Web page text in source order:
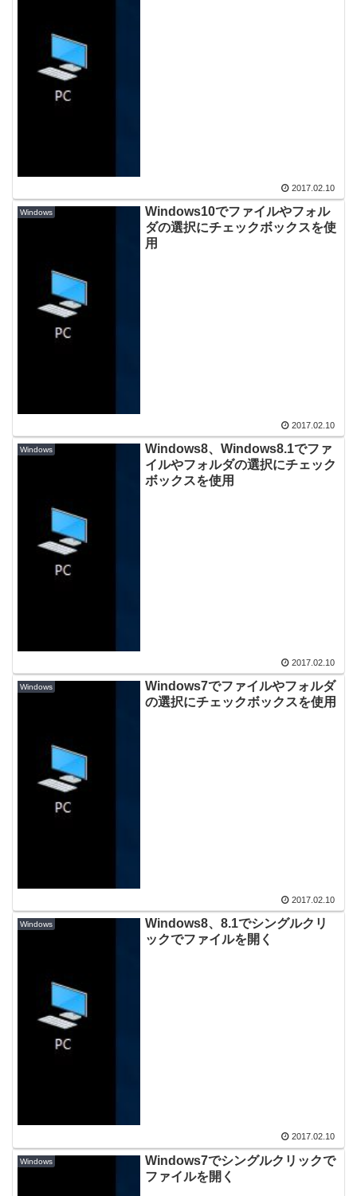
2017.02.10
Windows
Windows10でファイルやフォル
ダの選択にチェックボックスを使
用
2017.02.10
Windows
Windows8、Windows8.1でファ
イルやフォルダの選択にチェック
ボックスを使用
2017.02.10
Windows
Windows7でファイルやフォルダ
の選択にチェックボックスを使用
2017.02.10
Windows
Windows8、8.1でシングルクリ
ックでファイルを開く
2017.02.10
Windows
Windows7でシングルクリックで
ファイルを開く